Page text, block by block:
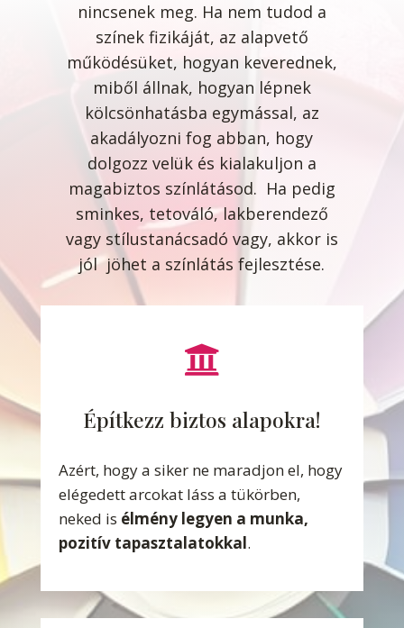
nincsenek meg. Ha nem tudod a
színek fizikáját, az alapvető
működésüket, hogyan keverednek,
miből állnak, hogyan lépnek
kölcsönhatásba egymással, az
akadályozni fog abban, hogy
dolgozz velük és kialakuljon a
magabiztos színlátásod. Ha pedig
sminkes, tetováló, lakberendező
vagy stílustanácsadó vagy, akkor is
jól jöhet a színlátás fejlesztése.

Építkezz biztos alapokra!
Azért, hogy a siker ne maradjon el, hogy
elégedett arcokat láss a tükörben,
neked is élmény legyen a munka,
pozitív tapasztalatokkal.